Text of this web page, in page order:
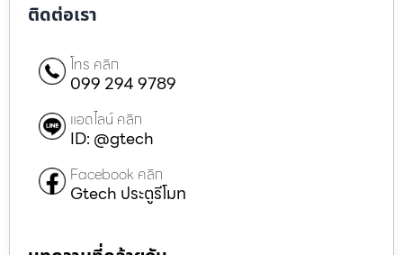
ติดต่อเรา
โทร คลิก
099 294 9789
แอดไลน์ คลิก
ID: @gtech
Facebook คลิก
Gtech ประตูรีโมท